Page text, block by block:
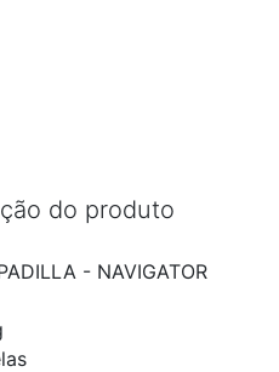
do produto
- NAVIGATOR